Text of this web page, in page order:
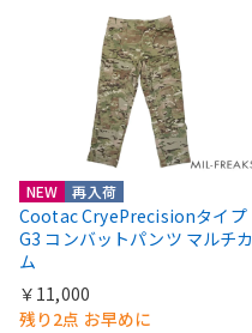
NEW 再入荷
Cootac CryePrecisionタイプ
G3 コンバットパンツ マルチカ
ム
￥11,000
残り2点 お早めに